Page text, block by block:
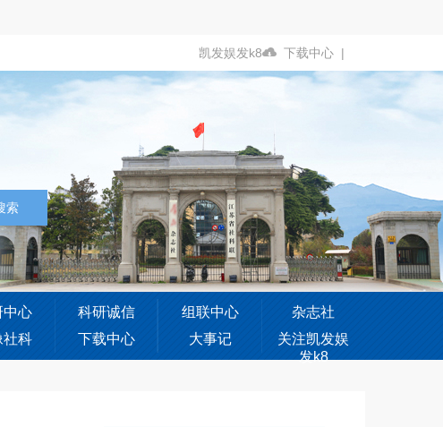
凯发娱发k8 下载中心 |
中心 科研诚信 组联中心
杂志社
社科 下载中心 大事记
关注凯发娱
发k8